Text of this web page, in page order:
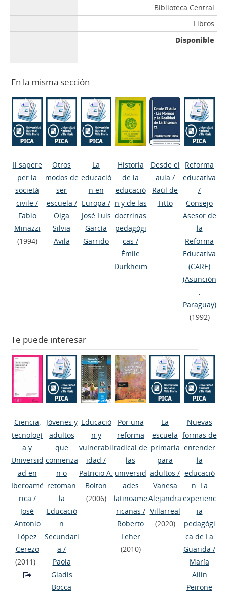
Biblioteca Central
Libros
Disponible
En la misma sección
Il sapere
per la
società
civile /
Fabio
Minazzi
(1994)
Otros
modos de
ser
escuela /
Olga
Silvia
Avila
La
educació
n en
Europa /
José Luis
García
Garrido
Historia
de la
educació
n y de las
doctrinas
pedagógi
cas /
Émile
Durkheim
Desde el
aula /
Raúl de
Titto
Reforma
educativa
/
Consejo
Asesor de
la
Reforma
Educativa
(CARE)
(Asunción
,
Paraguay)
(1992)
Te puede interesar
Ciencia,
tecnologí
a y
Universid
ad en
Iberoamé
rica /
José
Antonio
López
Cerezo
(2011)
Jóvenes y
adultos
que
comienza
n o
retoman
la
Educació
n
Secundari
a /
Paola
Gladis
Bocca
Educació
n y
vulnerabil
idad /
Patricio A.
Bolton
(2006)
Por una
reforma
radical de
las
universid
ades
latinoame
ricanas /
Roberto
Leher
(2010)
La
escuela
primaria
para
adultos /
Vanesa
Alejandra
Villarreal
(2020)
Nuevas
formas de
entender
la
educació
n. La
experienc
ia
pedagógi
ca de La
Guarida /
María
Ailin
Peirone